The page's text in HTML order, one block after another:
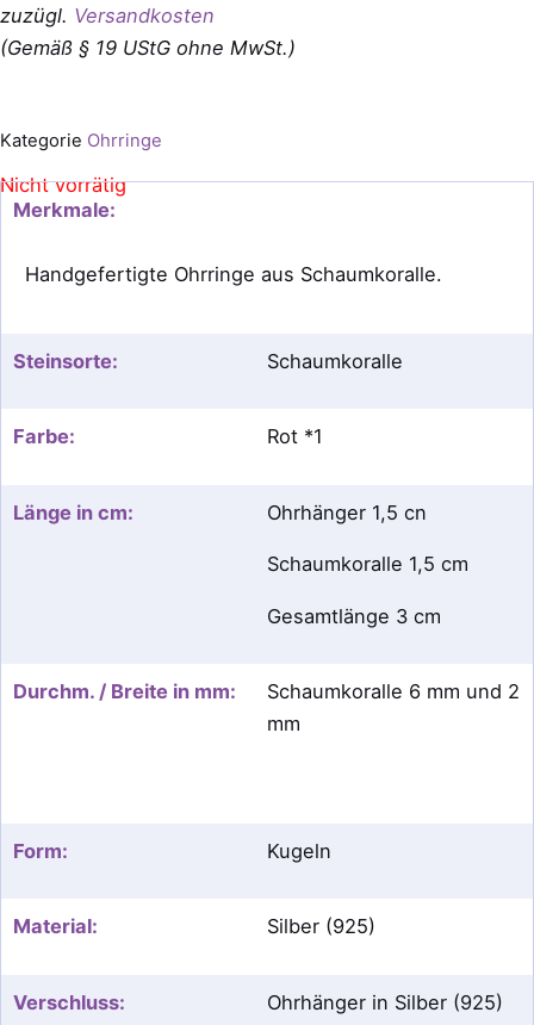
zuzügl. Versandkosten
(Gemäß § 19 UStG ohne MwSt.)
Kategorie Ohrringe
Nicht vorrätig
Merkmale:
Handgefertigte Ohrringe aus Schaumkoralle.
Steinsorte: Schaumkoralle
Farbe: Rot *1
Länge in cm: Ohrhänger 1,5 cn
Schaumkoralle 1,5 cm
Gesamtlänge 3 cm
Durchm. / Breite in mm:
Schaumkoralle 6 mm und 2
mm
Form: Kugeln
Material: Silber (925)
Verschluss: Ohrhänger in Silber (925)